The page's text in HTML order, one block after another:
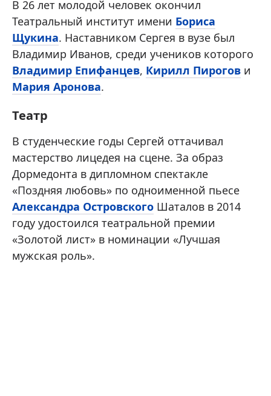
В 26 лет молодой человек окончил
Театральный институт имени Бориса
Щукина. Наставником Сергея в вузе был
Владимир Иванов, среди учеников которого
Владимир Епифанцев, Кирилл Пирогов и
Мария Аронова.
Театр
В студенческие годы Сергей оттачивал
мастерство лицедея на сцене. За образ
Дормедонта в дипломном спектакле
«Поздняя любовь» по одноименной пьесе
Александра Островского Шаталов в 2014
году удостоился театральной премии
«Золотой лист» в номинации «Лучшая
мужская роль».